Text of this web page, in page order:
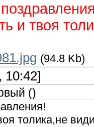
и твоя
(94.8 Kb)
10:42]
()
толика,не